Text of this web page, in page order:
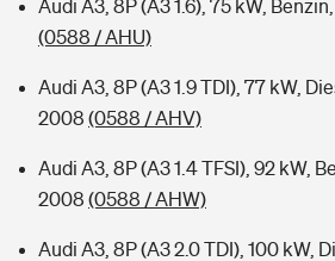
Audi A3, 8P (A3 1.6), 75 kW,
(0588 / AHU)
Audi A3, 8P (A3 1.9 TDI), 77 kW,
2008 (0588 / AHV)
Audi A3, 8P (A3 1.4 TFSI), 92 kW,
2008 (0588 / AHW)
Audi A3, 8P (A3 2.0 TDI), 100 kW,